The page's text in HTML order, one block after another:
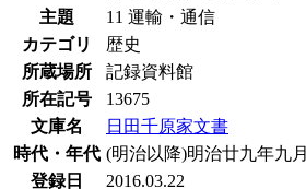
主題
11 運輸・通信
カテゴリ
歴史
所蔵場所
記録資料館
所在記号
13675
文庫名
日田千原家文書
時代・年代 (明治以降)明治廿九年九
登録日
2016.03.22